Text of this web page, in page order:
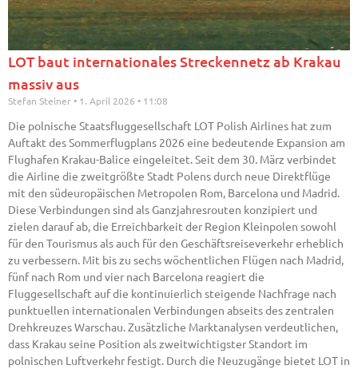
LOT baut internationales Streckennetz ab Krakau
massiv aus
Stefan Steiner 1. April 2026 11:08
Die polnische Staatsfluggesellschaft LOT Polish Airlines hat zum
Auftakt des Sommerflugplans 2026 eine bedeutende Expansion am
Flughafen Krakau-Balice eingeleitet. Seit dem 30. März verbindet
die Airline die zweitgrößte Stadt Polens durch neue Direktflüge
mit den südeuropäischen Metropolen Rom, Barcelona und Madrid.
Diese Verbindungen sind als Ganzjahresrouten konzipiert und
zielen darauf ab, die Erreichbarkeit der Region Kleinpolen sowohl
für den Tourismus als auch für den Geschäftsreiseverkehr erheblich
zu verbessern. Mit bis zu sechs wöchentlichen Flügen nach Madrid,
fünf nach Rom und vier nach Barcelona reagiert die
Fluggesellschaft auf die kontinuierlich steigende Nachfrage nach
punktuellen internationalen Verbindungen abseits des zentralen
Drehkreuzes Warschau. Zusätzliche Marktanalysen verdeutlichen,
dass Krakau seine Position als zweitwichtigster Standort im
polnischen Luftverkehr festigt. Durch die Neuzugänge bietet LOT in